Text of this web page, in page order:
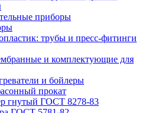
приборы
трубы и пресс-фитинги
и комплектующие для
и бойлеры
прокат
гнутый ГОСТ 8278-83